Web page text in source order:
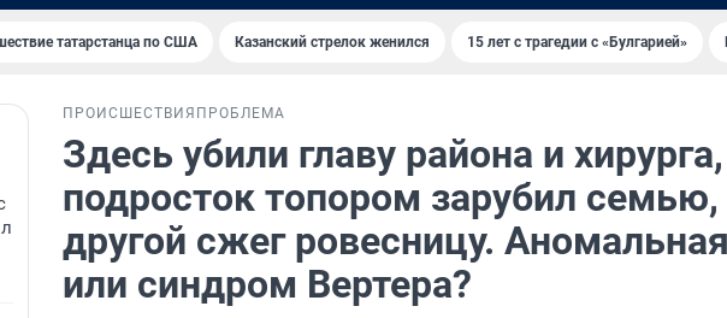
татарстанца по США Казанский стрелок женился 15 лет с трагедии с «Булгарией»
ПРОИСШЕСТВИЯ ПРОБЛЕМА
Здесь убили главу района и хирурга,
подросток топором зарубил семью,
другой сжег ровесницу.
или синдром Вертера?